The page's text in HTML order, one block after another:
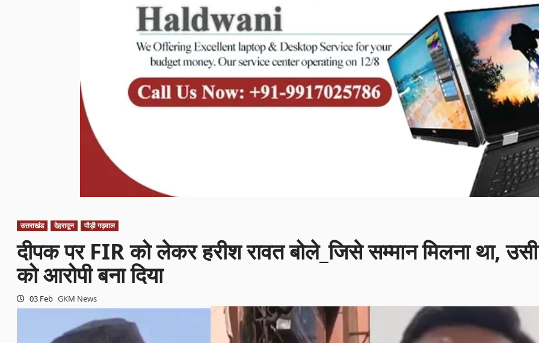
उत्तराखंड देहरादून पौड़ी गढ़वाल
दीपक पर FIR को लेकर हरीश रावत बोले_जिसे सम्मान मिलना था, उसी
को आरोपी बना दिया
03 Feb GKM News